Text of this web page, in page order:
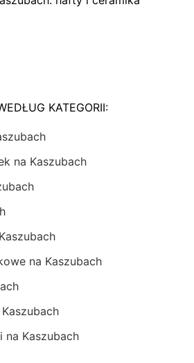
KATEGORII:
na Kaszubach
na Kaszubach
Kaszubach